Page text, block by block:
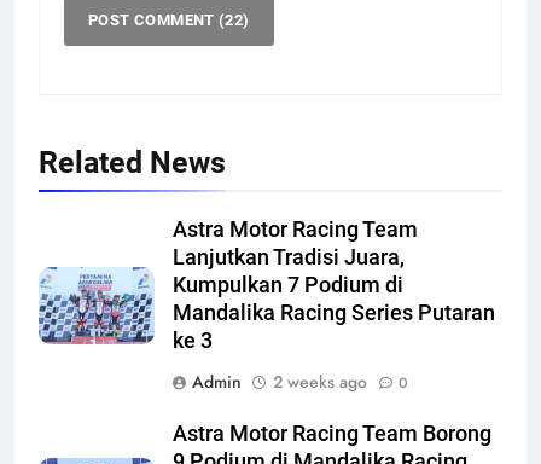
Related News
Astra Motor Racing Team
Lanjutkan Tradisi Juara,
Kumpulkan 7 Podium di
Mandalika Racing Series Putaran
ke 3
Admin
2 weeks ago 0
Astra Motor Racing Team Borong